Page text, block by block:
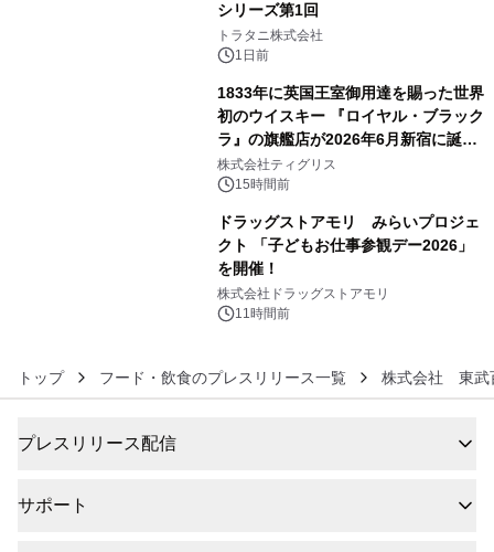
シリーズ第1回
トラタニ株式会社
1日前
1833年に英国王室御用達を賜った世界
初のウイスキー 『ロイヤル・ブラック
ラ』の旗艦店が2026年6月新宿に誕
生 バカルディ ジャパンと連携した
没入型バー「BAR Arca」
株式会社ティグリス
15時間前
ドラッグストアモリ みらいプロジェ
クト 「子どもお仕事参観デー2026」
を開催！
株式会社ドラッグストアモリ
11時間前
トップ フード・飲食のプレスリリース一覧 株式会社 東武
プレスリリース配信
サポート